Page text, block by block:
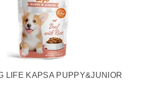
LIFE KAPSA PUPPY&JUNIOR